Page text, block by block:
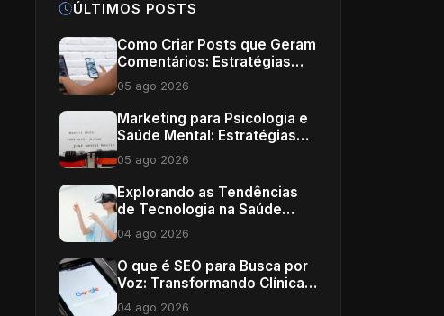
ÚLTIMOS POSTS
Como Criar Posts que Geram
Comentários: Estratégias
para Médicos
05 ago 2026
Marketing para Psicologia e
Saúde Mental: Estratégias
Eficazes
05 ago 2026
Explorando as Tendências
de Tecnologia na Saúde
2026
04 ago 2026
O que é SEO para Busca por
Voz: Transformando Clínicas
Médicas
04 ago 2026